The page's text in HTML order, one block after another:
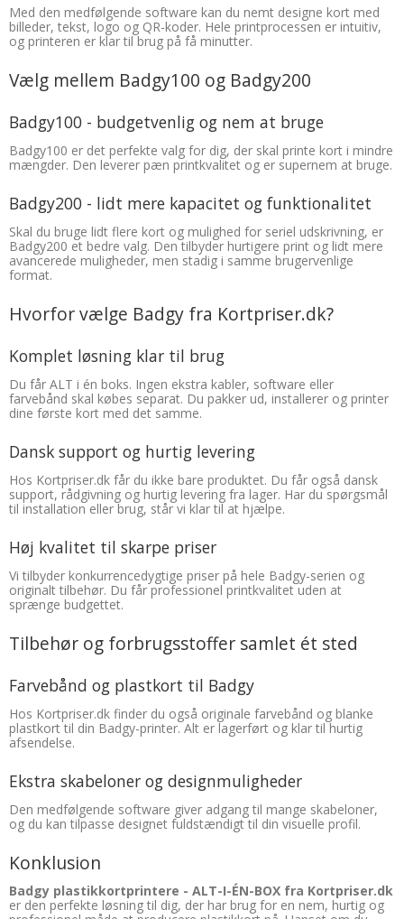
Med den medfølgende software kan du nemt designe kort med
billeder, tekst, logo og QR-koder. Hele printprocessen er intuitiv,
og printeren er klar til brug på få minutter.
Vælg mellem Badgy100 og Badgy200
Badgy100 - budgetvenlig og nem at bruge
Badgy100 er det perfekte valg for dig, der skal printe kort i mindre
mængder. Den leverer pæn printkvalitet og er supernem at bruge.
Badgy200 - lidt mere kapacitet og funktionalitet
Skal du bruge lidt flere kort og mulighed for seriel udskrivning, er
Badgy200 et bedre valg. Den tilbyder hurtigere print og lidt mere
avancerede muligheder, men stadig i samme brugervenlige
format.
Hvorfor vælge Badgy fra Kortpriser.dk?
Komplet løsning klar til brug
Du får ALT i én boks. Ingen ekstra kabler, software eller
farvebånd skal købes separat. Du pakker ud, installerer og printer
dine første kort med det samme.
Dansk support og hurtig levering
Hos Kortpriser.dk får du ikke bare produktet. Du får også dansk
support, rådgivning og hurtig levering fra lager. Har du spørgsmål
til installation eller brug, står vi klar til at hjælpe.
Høj kvalitet til skarpe priser
Vi tilbyder konkurrencedygtige priser på hele Badgy-serien og
originalt tilbehør. Du får professionel printkvalitet uden at
sprænge budgettet.
Tilbehør og forbrugsstoffer samlet ét sted
Farvebånd og plastkort til Badgy
Hos Kortpriser.dk finder du også originale farvebånd og blanke
plastkort til din Badgy-printer. Alt er lagerført og klar til hurtig
afsendelse.
Ekstra skabeloner og designmuligheder
Den medfølgende software giver adgang til mange skabeloner,
og du kan tilpasse designet fuldstændigt til din visuelle profil.
Konklusion
Badgy plastikkortprintere - ALT-I-ÉN-BOX fra Kortpriser.dk
er den perfekte løsning til dig, der har brug for en nem, hurtig og